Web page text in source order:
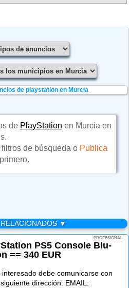
de playstation en Murcia
de PlayStation en Murcia en
filtros de búsqueda o Publica
▼
PROFESIONAL
PS5 Console Blu-
== 340 EUR
interesado debe comunicarse con
dirección: EMAIL: